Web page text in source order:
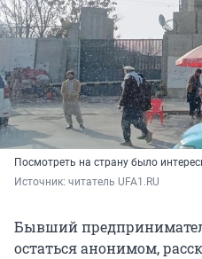
Посмотреть на страну было
Источник: читатель UFA1.RU
Бывший
остаться анонимом,